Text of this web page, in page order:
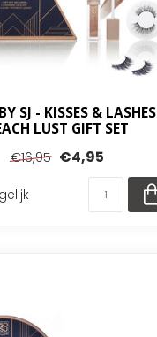
SJ - KISSES & LASHES
LUST GIFT SET
€16,95 €4,95